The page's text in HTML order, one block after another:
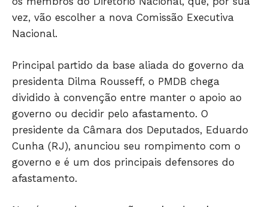
vez, vão escolher a nova Comissão Executiva
Nacional.
Principal partido da base aliada do governo da
presidenta Dilma Rousseff, o PMDB chega
dividido à convenção entre manter o apoio ao
governo ou decidir pelo afastamento. O
presidente da Câmara dos Deputados, Eduardo
Cunha (RJ), anunciou seu rompimento com o
governo e é um dos principais defensores do
afastamento.